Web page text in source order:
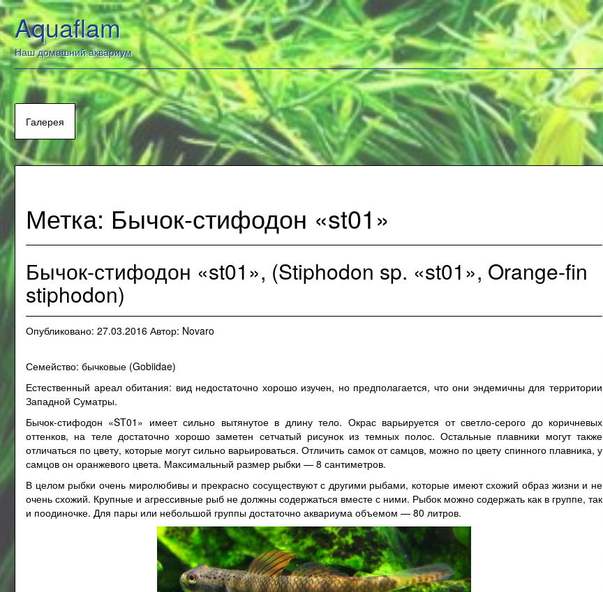
Перейти
к
содержанию
Aquaflam
Наш домашний аквариум
Галерея
Метка: Бычок-стифодон «st01»
Бычок-стифодон «st01», (Stiphodon sp. «st01», Orange-fin
stiphodon)
Опубликовано: 27.03.2016 Автор: Novaro
Семейство: бычковые (Gobiidae)
Естественный ареал обитания: вид недостаточно хорошо изучен, но предполагается, что они эндемичны для территории
Западной Суматры.
Бычок-стифодон «ST01» имеет сильно вытянутое в длину тело. Окрас варьируется от светло-серого до коричневых
оттенков, на теле достаточно хорошо заметен сетчатый рисунок из темных полос. Остальные плавники могут также
отличаться по цвету, которые могут сильно варьироваться. Отличить самок от самцов, можно по цвету спинного плавника, у
самцов он оранжевого цвета. Максимальный размер рыбки — 8 сантиметров.
В целом рыбки очень миролюбивы и прекрасно сосуществуют с другими рыбами, которые имеют схожий образ жизни и не
очень схожий. Крупные и агрессивные рыб не должны содержаться вместе с ними. Рыбок можно содержать как в группе, так
и поодиночке. Для пары или небольшой группы достаточно аквариума объемом — 80 литров.